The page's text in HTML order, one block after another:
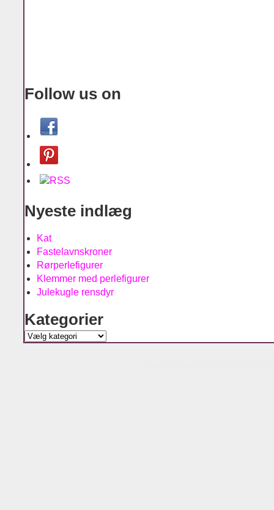
Follow us on
Nyeste indlæg
Kat
Fastelavnskroner
Rørperlefigurer
Klemmer med perlefigurer
Julekugle rensdyr
Kategorier
Kategorier